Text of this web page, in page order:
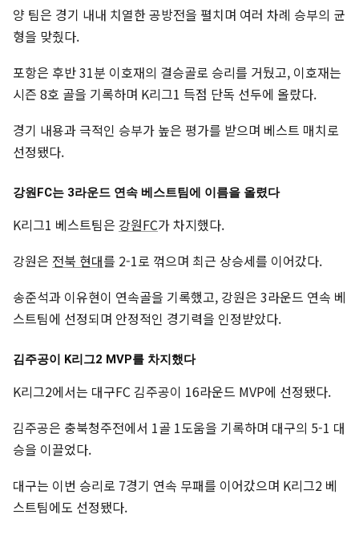
양 팀은 경기 내내 치열한 공방전을 펼치며 여러 차례 승부의 균
형을 맞췄다.
포항은 후반 31분 이호재의 결승골로 승리를 거뒀고, 이호재는
시즌 8호 골을 기록하며 K리그1 득점 단독 선두에 올랐다.
경기 내용과 극적인 승부가 높은 평가를 받으며 베스트 매치로
선정됐다.
강원FC는 3라운드 연속 베스트팀에 이름을 올렸다
K리그1 베스트팀은 강원FC가 차지했다.
강원은 전북 현대를 2-1로 꺾으며 최근 상승세를 이어갔다.
송준석과 이유현이 연속골을 기록했고, 강원은 3라운드 연속 베
스트팀에 선정되며 안정적인 경기력을 인정받았다.
김주공이 K리그2 MVP를 차지했다
K리그2에서는 대구FC 김주공이 16라운드 MVP에 선정됐다.
김주공은 충북청주전에서 1골 1도움을 기록하며 대구의 5-1 대
승을 이끌었다.
대구는 이번 승리로 7경기 연속 무패를 이어갔으며 K리그2 베
스트팀에도 선정됐다.